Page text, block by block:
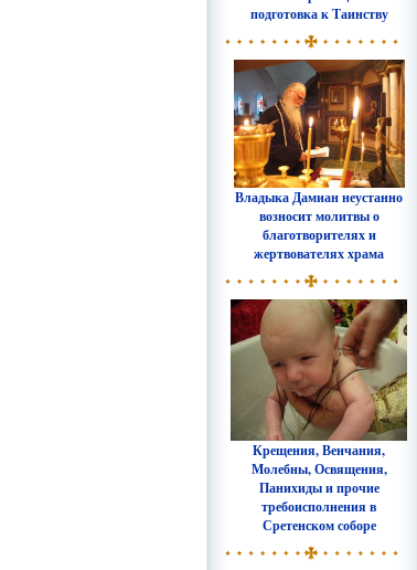
подготовка к Таинству
Владыка Дамиан неустанно
возносит молитвы о
благотворителях и
жертвователях храма
Крещения, Венчания,
Молебны, Освящения,
Панихиды и прочие
требоисполнения в
Сретенском соборе